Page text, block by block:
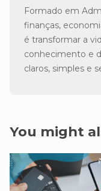
Formado em
finanças,
é transformar a
conhecimento e
claros, simples e
You might